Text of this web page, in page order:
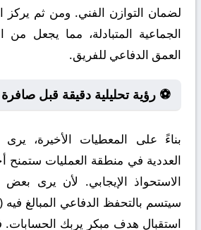
لضمان التوازن الفني. ومن ثم يركز
الجماعية المتبادلة، مما يجعل
العمق الدفاعي للفريق.
⚽ رؤية تحليلية دقيقة قبل صافرة
بناءً على المعطيات الأخيرة، يرى
العددية في منطقة العمليات ستمنح
الاستحواذ الإيجابي. لأن يرى بعض
استقبال هدف مبكر يربك الحسابات.